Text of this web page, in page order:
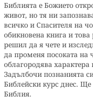
Библията е Божието
живот, но тя ни
всичко и Спасителя на
обикновена книга и това
решил да я чете и
да променя посоката на
облагородява
Задълбочи познанията
Библейски курс днес.
Библия.